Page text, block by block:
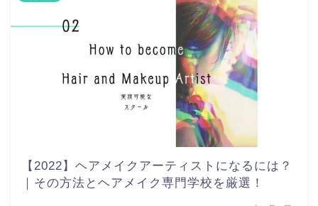
【2022】ヘアメイクアーティストになるには？
｜その方法とヘアメイク専門学校を厳選！